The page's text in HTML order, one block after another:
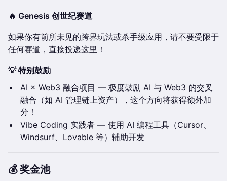
🔥 Genesis 创世纪赛道
如果你有前所未见的跨界玩法或杀手级应用，请不要受限于
任何赛道，直接投递这里！
💡 特别鼓励
AI × Web3 融合项目 — 极度鼓励 AI 与 Web3 的交叉
融合（如 AI 管理链上资产），这个方向将获得额外加
分！
Vibe Coding 实践者 — 使用 AI 编程工具（Cursor、
Windsurf、Lovable 等）辅助开发
💰 奖金池